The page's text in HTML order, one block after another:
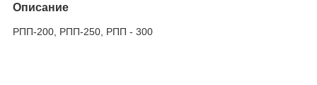
Описание
РПП-200, РПП-250, РПП - 300